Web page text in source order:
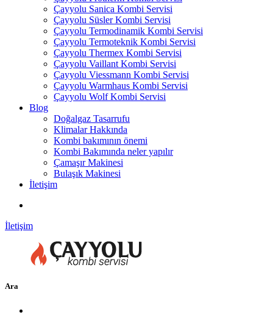
Çayyolu Sanica Kombi Servisi
Çayyolu Süsler Kombi Servisi
Çayyolu Termodinamik Kombi Servisi
Çayyolu Termoteknik Kombi Servisi
Çayyolu Thermex Kombi Servisi
Çayyolu Vaillant Kombi Servisi
Çayyolu Viessmann Kombi Servisi
Çayyolu Warmhaus Kombi Servisi
Çayyolu Wolf Kombi Servisi
Blog
Doğalgaz Tasarrufu
Klimalar Hakkında
Kombi bakımının önemi
Kombi Bakımında neler yapılır
Çamaşır Makinesi
Bulaşık Makinesi
İletişim
İletişim
Ara